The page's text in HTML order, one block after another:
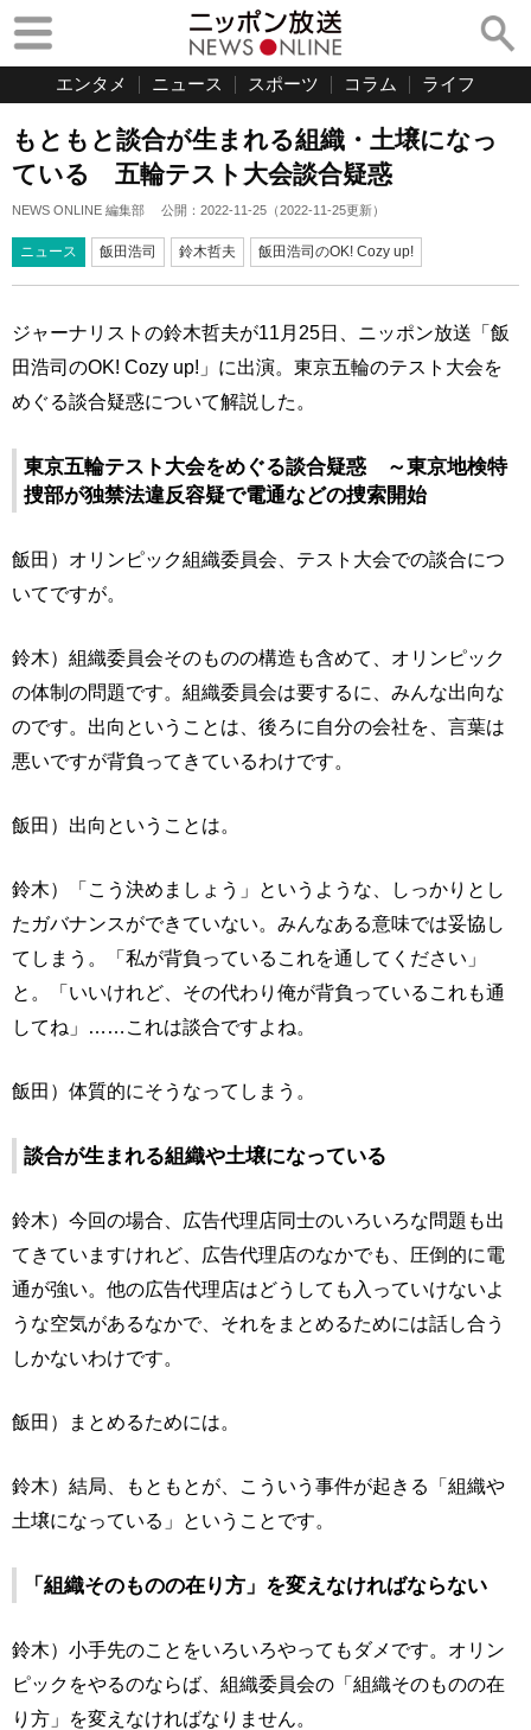
エンタメ ニュース スポーツ コラム ライフ
もともと談合が生まれる組織・土壌になっ
ている 五輪テスト大会談合疑惑
NEWS ONLINE 編集部 公開： 2022-11-25 （2022-11-25更新）
ニュース 飯田浩司 鈴木哲夫 飯田浩司のOK! Cozy up!
ジャーナリストの鈴木哲夫が11月25日、ニッポン放送「飯
田浩司のOK! Cozy up!」に出演。東京五輪のテスト大会を
めぐる談合疑惑について解説した。
東京五輪テスト大会をめぐる談合疑惑 ～東京地検特
捜部が独禁法違反容疑で電通などの捜索開始
飯田）オリンピック組織委員会、テスト大会での談合につ
いてですが。
鈴木）組織委員会そのものの構造も含めて、オリンピック
の体制の問題です。組織委員会は要するに、みんな出向な
のです。出向ということは、後ろに自分の会社を、言葉は
悪いですが背負ってきているわけです。
飯田）出向ということは。
鈴木）「こう決めましょう」というような、しっかりとし
たガバナンスができていない。みんなある意味では妥協し
てしまう。「私が背負っているこれを通してください」
と。「いいけれど、その代わり俺が背負っているこれも通
してね」……これは談合ですよね。
飯田）体質的にそうなってしまう。
談合が生まれる組織や土壌になっている
鈴木）今回の場合、広告代理店同士のいろいろな問題も出
てきていますけれど、広告代理店のなかでも、圧倒的に電
通が強い。他の広告代理店はどうしても入っていけないよ
うな空気があるなかで、それをまとめるためには話し合う
しかないわけです。
飯田）まとめるためには。
鈴木）結局、もともとが、こういう事件が起きる「組織や
土壌になっている」ということです。
「組織そのものの在り方」を変えなければならない
鈴木）小手先のことをいろいろやってもダメです。オリン
ピックをやるのならば、組織委員会の「組織そのものの在
り方」を変えなければなりません。